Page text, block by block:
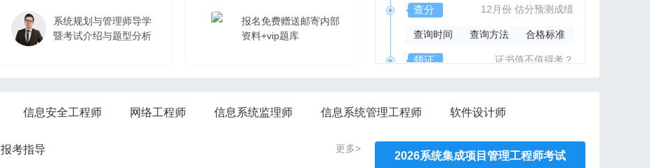
系统规划与管理师导学
暨考试介绍与题型分析
报名免费赠送邮寄内部
资料+vip题库
报班免费邮寄辅导资料
信管网精心组编资料集
系统规划与管理师导学
查分 12月份 估分预测成绩
查询时间 查询方法 合格标准
领证 证书值不值得考？
信息安全工程师 网络工程师 信息系统监理师 信息系统管理工程师 软件设计师
报考指导 更多>
2026系统集成项目管理工程师考试